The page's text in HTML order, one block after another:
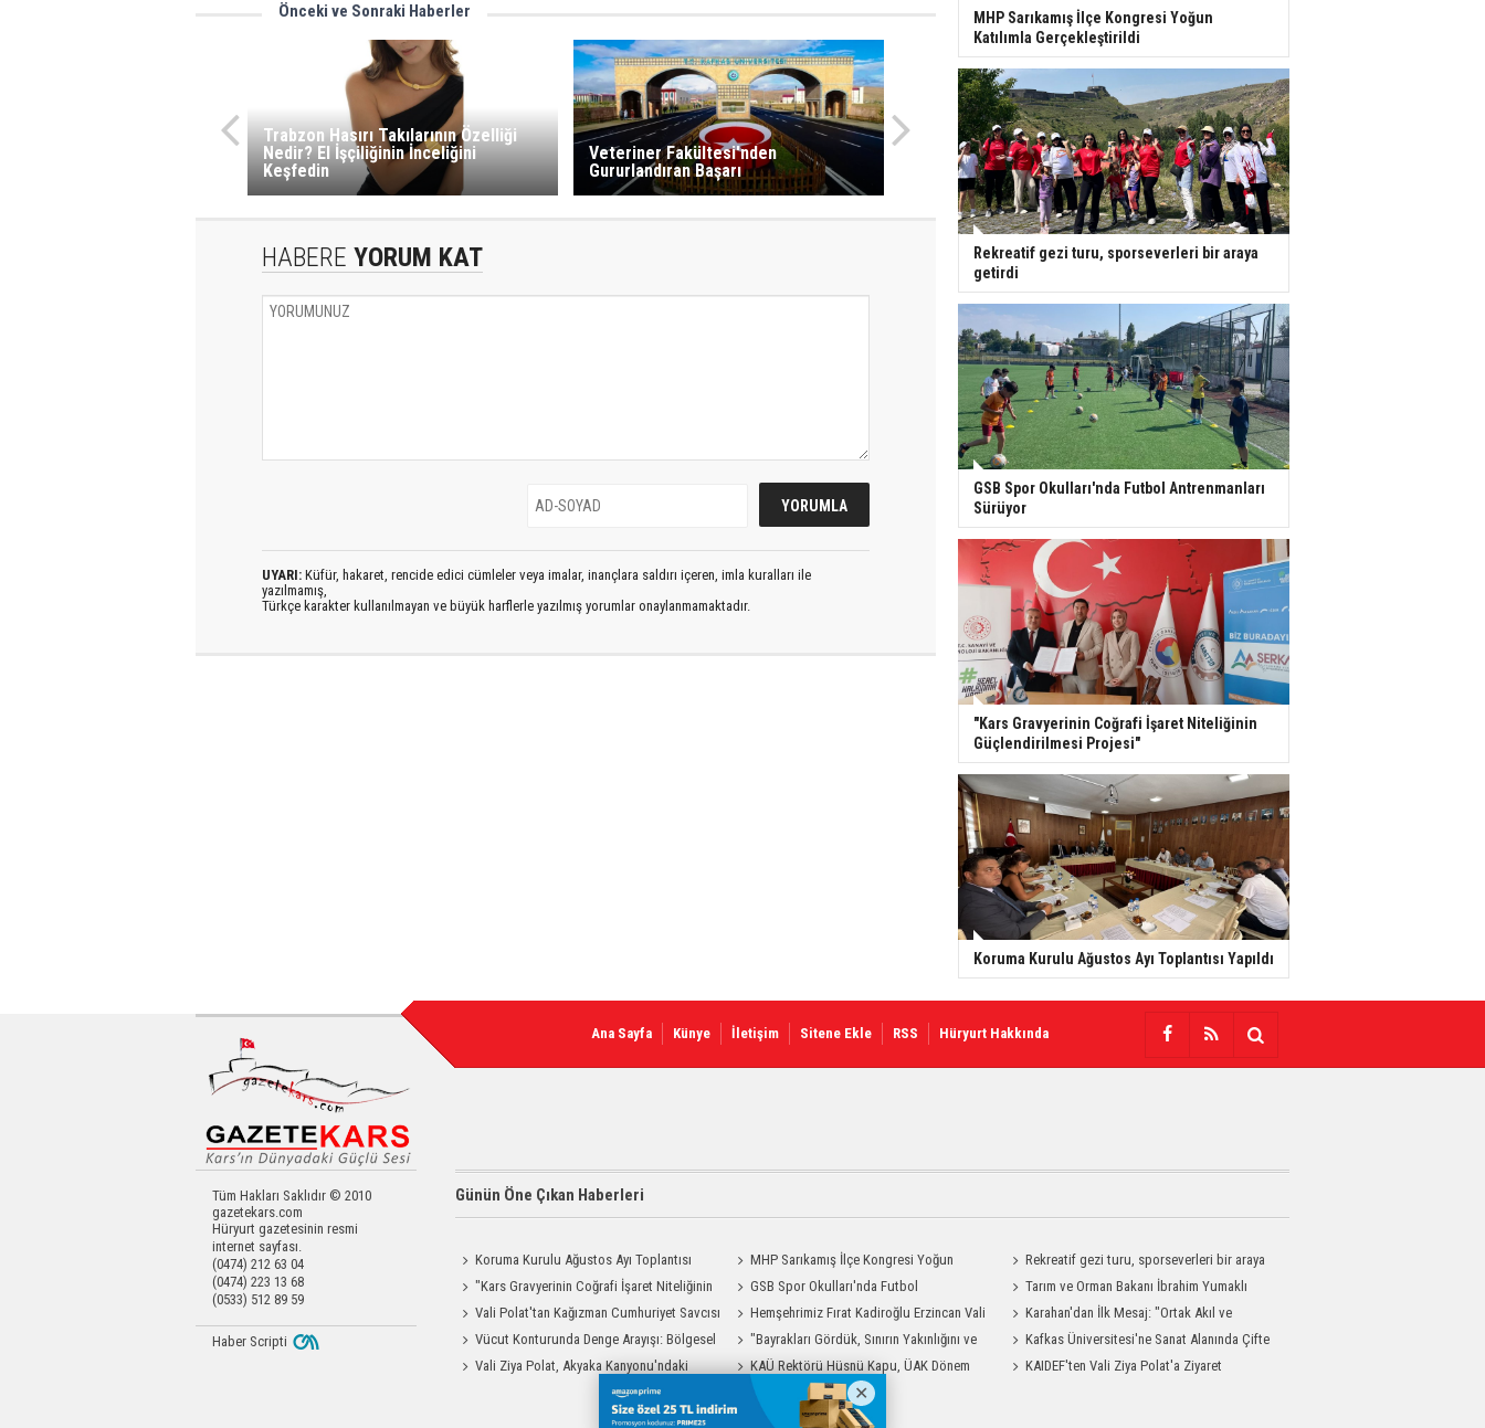
Önceki ve Sonraki Haberler
Trabzon Hasırı Takılarının Özelliği
Nedir? El İşçiliğinin İnceliğini
Keşfedin
Veteriner Fakültesi'nden
Gururlandıran Başarı
HABERE YORUM KAT
UYARI: Küfür, hakaret, rencide edici cümleler veya imalar, inançlara saldırı içeren, imla kuralları ile
yazılmamış,
Türkçe karakter kullanılmayan ve büyük harflerle yazılmış yorumlar onaylanmamaktadır.
MHP Sarıkamış İlçe Kongresi Yoğun
Katılımla Gerçekleştirildi
Rekreatif gezi turu, sporseverleri bir araya
getirdi
GSB Spor Okulları'nda Futbol Antrenmanları
Sürüyor
"Kars Gravyerinin Coğrafi İşaret Niteliğinin
Güçlendirilmesi Projesi"
Koruma Kurulu Ağustos Ayı Toplantısı Yapıldı
Ana Sayfa Künye İletişim Sitene Ekle RSS Hüryurt Hakkında
Tüm Hakları Saklıdır © 2010
gazetekars.com
Hüryurt gazetesinin resmi
internet sayfası.
(0474) 212 63 04
(0474) 223 13 68
(0533) 512 89 59
Günün Öne Çıkan Haberleri
Koruma Kurulu Ağustos Ayı Toplantısı
Yapıldı
MHP Sarıkamış İlçe Kongresi Yoğun
Katılımla Gerçekleştirildi
Rekreatif gezi turu, sporseverleri bir araya
getirdi
"Kars Gravyerinin Coğrafi İşaret Niteliğinin
Güçlendirilmesi Projesi"
GSB Spor Okulları'nda Futbol
Antrenmanları Sürüyor
Tarım ve Orman Bakanı İbrahim Yumaklı
Kars'a Geliyor
Vali Polat'tan Kağızman Cumhuriyet Savcısı
Eravcı'ya Ziyaret
Hemşehrimiz Fırat Kadiroğlu Erzincan Vali
Yardımcılığına Atandı
Karahan'dan İlk Mesaj: "Ortak Akıl ve
Dayanışmayla Çalışacağız"
Vücut Konturunda Denge Arayışı: Bölgesel
Yağ Alma Sürecinin Tüm Aşamaları
"Bayrakları Gördük, Sınırın Yakınlığını ve
Uzaklığını Aynı Anda Hissettik"
Kafkas Üniversitesi'ne Sanat Alanında Çifte
Gurur
Vali Ziya Polat, Akyaka Kanyonu'ndaki
KAÜ Rektörü Hüsnü Kapu, ÜAK Dönem
Başkanlığını Devretti
KAIDEF'ten Vali Ziya Polat'a Ziyaret
Haber Scripti